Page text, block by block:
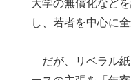
大学の無償化など
し、若者を中心に
だが、リベラル紙